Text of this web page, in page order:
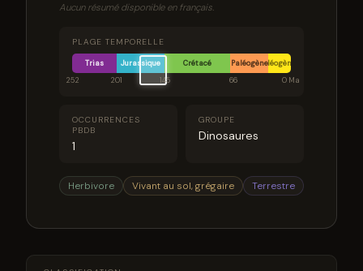
Aucun résumé disponible en français.
PLAGE TEMPORELLE
Trias Jurassique Crétacé PaléogèneNéogène
252
201 145 66 0 Ma
OCCURRENCES
PBDB
1
GROUPE
Dinosaures
Herbivore Vivant au sol, grégaire Terrestre